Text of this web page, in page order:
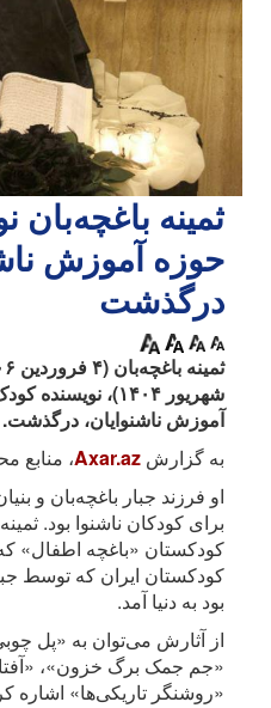
ثمینه باغچه‌بان
حوزه آموزش
درگذشت
شهریور ۱۴۰۴)،
آموزش ناشنوایان، درگذشت.
به گزارش Axar.az، منابع
او فرزند جبار باغچه‌بان و
برای کودکان ناشنوا بود.
کودکستان «باغچه اطفال»
کودکستان ایران که توسط
بود به دنیا آمد.
از آثارش می‌توان به «پل
«جم جمک برگ خزون»،
«روشنگر تاریکی‌ها» اشاره